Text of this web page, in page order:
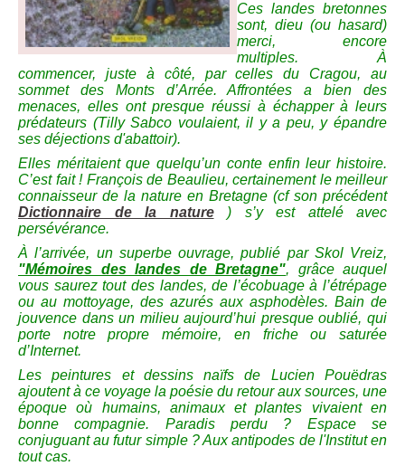
Ces landes bretonnes
sont, dieu (ou hasard)
merci, encore
multiples. À
commencer, juste à côté, par celles du Cragou, au
sommet des Monts d’Arrée. Affrontées a bien des
menaces, elles ont presque réussi à échapper à leurs
prédateurs (Tilly Sabco voulaient, il y a peu, y épandre
ses déjections d'abattoir).
Elles méritaient que quelqu’un conte enfin leur histoire.
C’est fait ! François de Beaulieu, certainement le meilleur
connaisseur de la nature en Bretagne (cf son précédent
Dictionnaire de la nature) s’y est attelé avec
persévérance.
À l’arrivée, un superbe ouvrage, publié par Skol Vreiz,
"Mémoires des landes de Bretagne", grâce auquel
vous saurez tout des landes, de l’écobuage à l’étrépage
ou au mottoyage, des azurés aux asphodèles. Bain de
jouvence dans un milieu aujourd’hui presque oublié, qui
porte notre propre mémoire, en friche ou saturée
d’Internet.
Les peintures et dessins naïfs de Lucien Pouëdras
ajoutent à ce voyage la poésie du retour aux sources, une
époque où humains, animaux et plantes vivaient en
bonne compagnie. Paradis perdu ? Espace se
conjuguant au futur simple ? Aux antipodes de l'Institut en
tout cas.